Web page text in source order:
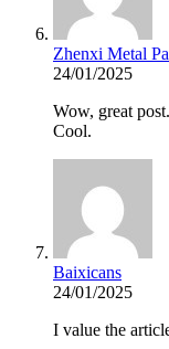
Zhenxi Metal
24/01/2025
Wow, great
Cool.
Baixicans
24/01/2025
I value the